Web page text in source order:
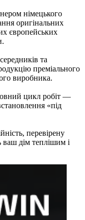
німецького
оригінальних
європейських
та
преміального
виробника.
цикл робіт —
«під
перевірену
ваш дім теплішим і